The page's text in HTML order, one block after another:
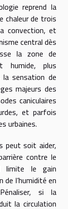
reprend la
chaleur de trois
convection, et
central dès
la zone de
humide, plus
sensation de
majeurs des
caniculaires
et parfois
urbaines.
peut soit aider,
contre le
limite le gain
l’humidité en
si la
la circulation